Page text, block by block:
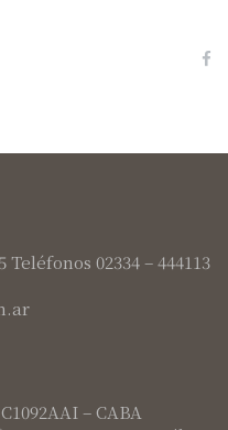
Teléfonos 02334 – 444113
– CABA